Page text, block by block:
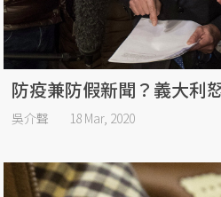
防疫兼防假新聞？義大利
吳介聲 18 Mar, 2020